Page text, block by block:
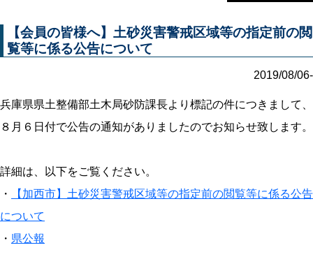
【会員の皆様へ】土砂災害警戒区域等の指定前の閲
覧等に係る公告について
2019/08/06-
兵庫県県土整備部土木局砂防課長より標記の件につきまして、
８月６日付で公告の通知がありましたのでお知らせ致します。
詳細は、以下をご覧ください。
・
【加西市】土砂災害警戒区域等の指定前の閲覧等に係る公告
について
・ 県公報